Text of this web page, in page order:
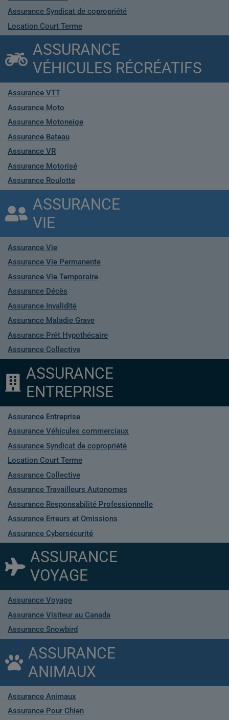
Assurance Syndicat de copropriété
Location Court Terme
ASSURANCE
VÉHICULES RÉCRÉATIFS
Assurance VTT
Assurance Moto
Assurance Motoneige
Assurance Bateau
Assurance VR
Assurance Motorisé
Assurance Roulotte
ASSURANCE
VIE
Assurance Vie
Assurance Vie Permanente
Assurance Vie Temporaire
Assurance Décès
Assurance Invalidité
Assurance Maladie Grave
Assurance Prêt Hypothécaire
Assurance Collective
ASSURANCE
ENTREPRISE
Assurance Entreprise
Assurance Véhicules commerciaux
Assurance Syndicat de copropriété
Location Court Terme
Assurance Collective
Assurance Travailleurs Autonomes
Assurance Responsabilité Professionnelle
Assurance Erreurs et Omissions
Assurance Cybersécurité
ASSURANCE
VOYAGE
Assurance Voyage
Assurance Visiteur au Canada
Assurance Snowbird
ASSURANCE
ANIMAUX
Assurance Animaux
Assurance Pour Chien